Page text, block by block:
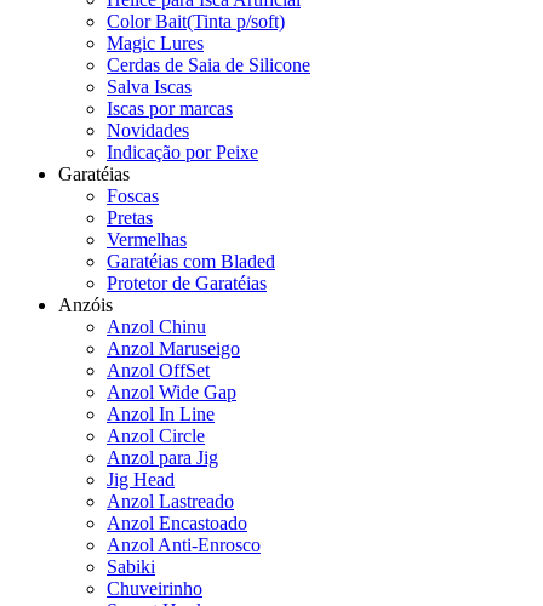
Color Bait(Tinta p/soft)
Magic Lures
Cerdas de Saia de Silicone
Salva Iscas
Iscas por marcas
Novidades
Indicação por Peixe
Garatéias
Foscas
Pretas
Vermelhas
Garatéias com Bladed
Protetor de Garatéias
Anzóis
Anzol Chinu
Anzol Maruseigo
Anzol OffSet
Anzol Wide Gap
Anzol In Line
Anzol Circle
Anzol para Jig
Jig Head
Anzol Lastreado
Anzol Encastoado
Anzol Anti-Enrosco
Sabiki
Chuveirinho